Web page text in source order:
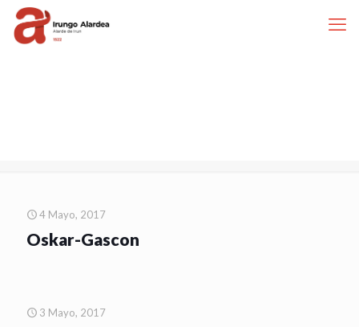
4 Mayo, 2017
Oskar-Gascon
3 Mayo, 2017